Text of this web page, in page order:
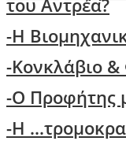
του Αντρέα?
-Η
-Κονκλάβιο
-Ο Προφήτης
-Η